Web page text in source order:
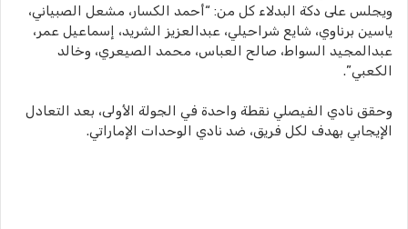
ويجلس على دكة البدلاء كل من: “أحمد الكسار، مشعل الصبياني،
ياسين برناوي، شايع شراحيلي، عبدالعزيز الشريد، إسماعيل عمر،
عبدالمجيد السواط، صالح العباس، محمد الصيعري، وخالد
الكعبي”.
وحقق نادي الفيصلي نقطة واحدة في الجولة الأولى، بعد التعادل
الإيجابي بهدف لكل فريق، ضد نادي الوحدات الإماراتي.